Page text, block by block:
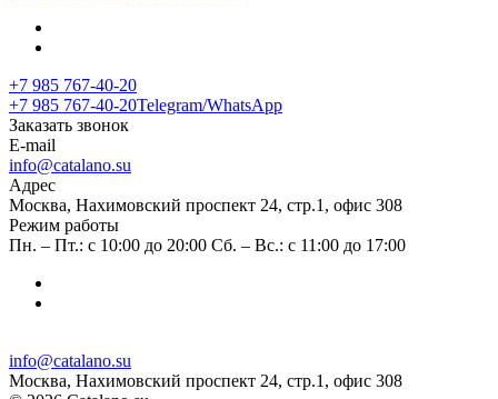
+7 985 767-40-20
+7 985 767-40-20Telegram/WhatsApp
Заказать звонок
E-mail
info@catalano.su
Адрес
Москва, Нахимовский проспект 24, стр.1, офис 308
Режим работы
Пн. – Пт.: с 10:00 до 20:00 Сб. – Вс.: с 11:00 до 17:00
info@catalano.su
Москва, Нахимовский проспект 24, стр.1, офис 308